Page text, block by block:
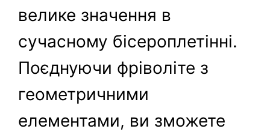
велике значення в
сучасному бісероплетінні.
Поєднуючи фріволіте з
геометричними
елементами, ви зможете